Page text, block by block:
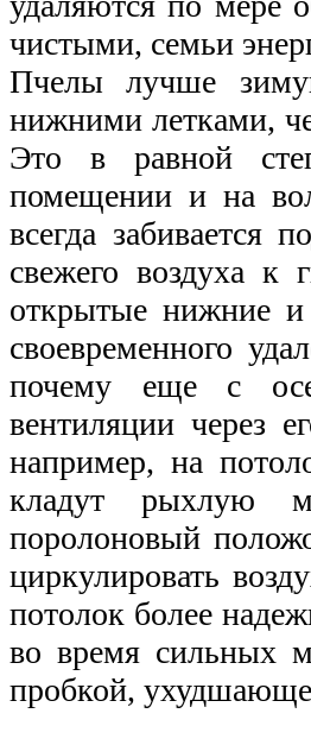
чистыми, семьи
Пчелы лучше
нижними летками,
Это в равной
помещении и на
всегда забивается
свежего воздуха к
открытые нижние и
своевременного
почему еще с
вентиляции через
например, на
кладут рыхлую
поролоновый
циркулировать
потолок более
во время сильных
пробкой,